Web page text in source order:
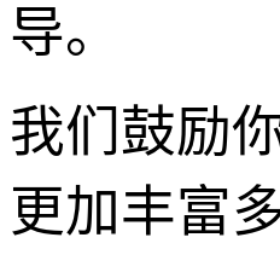
导。
我们鼓励
更加丰富多